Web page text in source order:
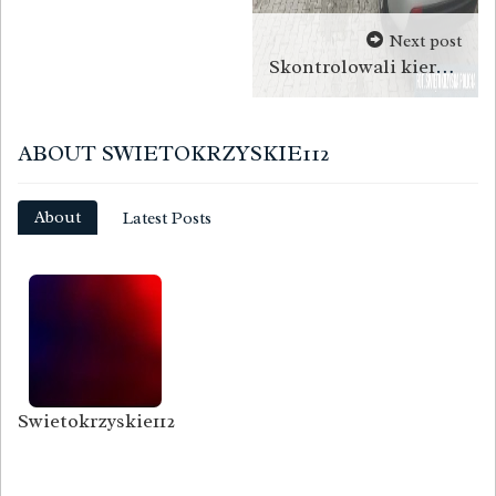
Next post
Skontrolowali kierowców. 29 było pod wpływem alkoholu
ABOUT SWIETOKRZYSKIE112
About Latest Posts
Swietokrzyskie112